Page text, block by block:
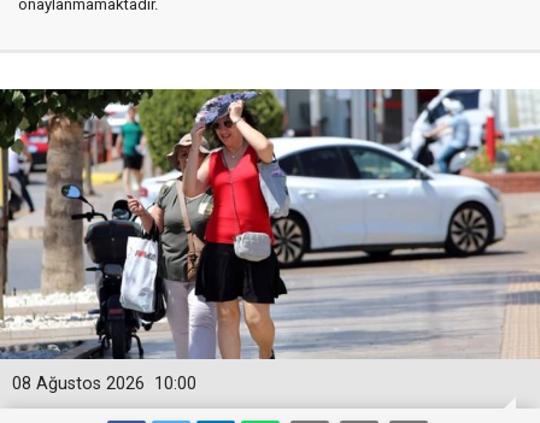
onaylanmamaktadır.
10:00
08 Ağustos 2026